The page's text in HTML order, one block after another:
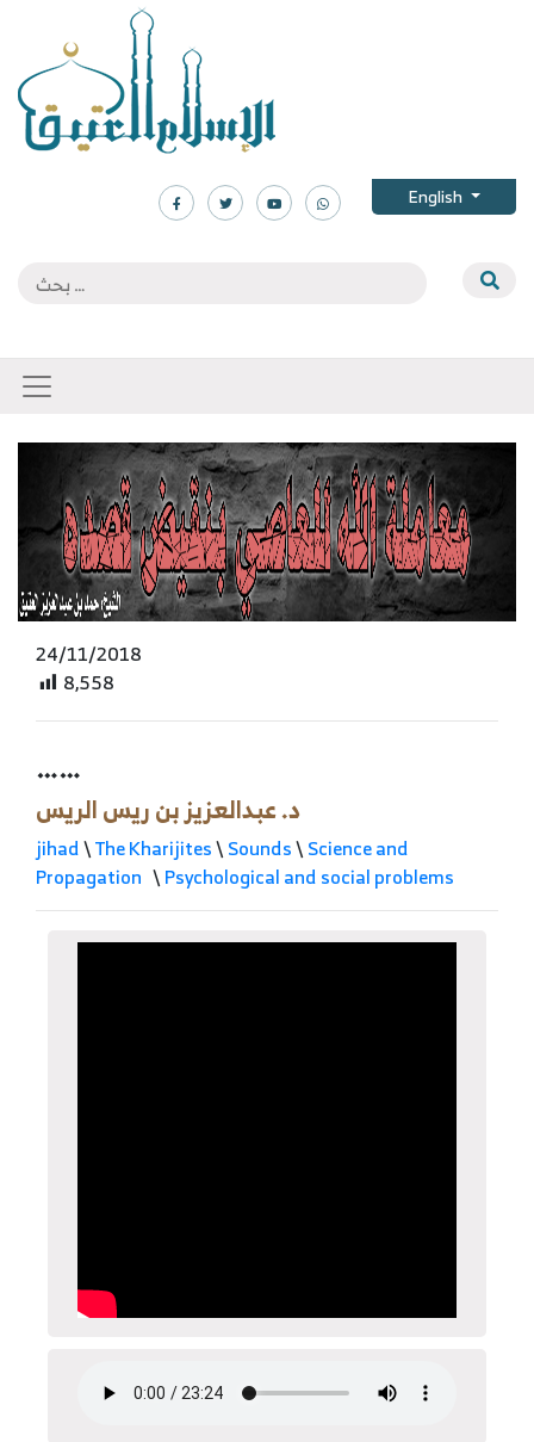
English
24/11/2018
8,558
……
د. عبدالعزيز بن ريس الريس
jihad\The Kharijites\Sounds\Science and
Propagation \Psychological and social problems